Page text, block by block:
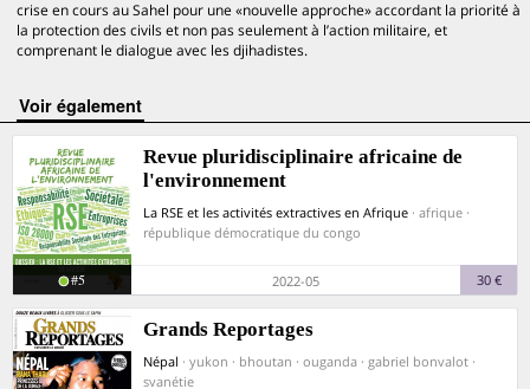
crise en cours au Sahel pour une «nouvelle approche» accordant la priorité à
la protection des civils et non pas seulement à l’action militaire, et
comprenant le dialogue avec les djihadistes.
voir également
Revue pluridisciplinaire africaine de
l'environnement
La RSE et les activités extractives en Afrique · afrique ·
république démocratique du congo
#5 2022-05 30 €
Grands Reportages
Népal · yukon · bhoutan · ouganda · gabriel bonvalot ·
svanétie